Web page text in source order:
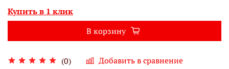
(0) Добавить в сравнение
Купить в 1 клик
В корзину